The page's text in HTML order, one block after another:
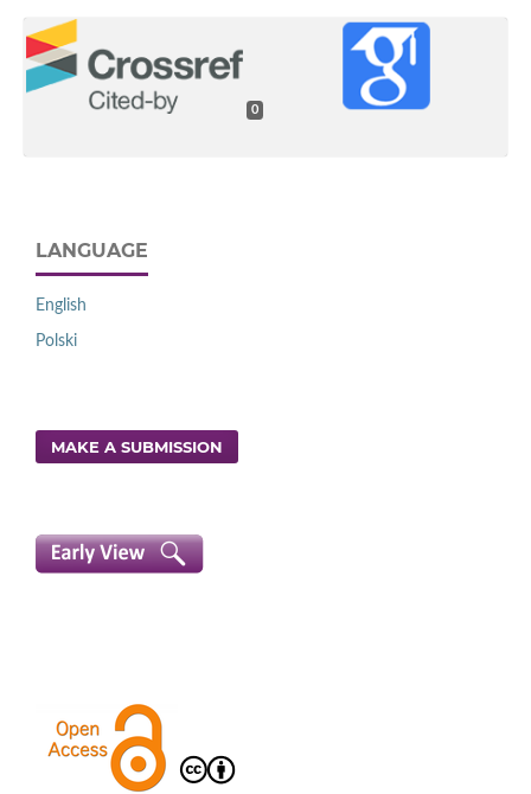
0
LANGUAGE
English
Polski
MAKE A SUBMISSION